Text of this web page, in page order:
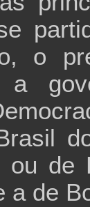
o
a
ou de
a de